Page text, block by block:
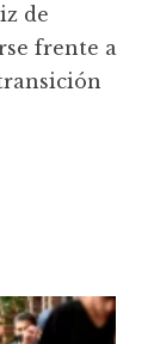
de
frente a